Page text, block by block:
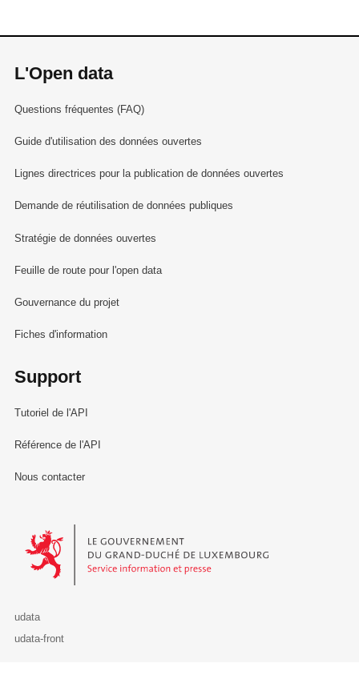
L'Open data
Questions fréquentes (FAQ)
Guide d'utilisation des données ouvertes
Lignes directrices pour la publication de données ouvertes
Demande de réutilisation de données publiques
Stratégie de données ouvertes
Feuille de route pour l'open data
Gouvernance du projet
Fiches d'information
Support
Tutoriel de l'API
Référence de l'API
Nous contacter
Le Gouvernement du Grand-Duché de Luxembourg - Service
udata
udata-front